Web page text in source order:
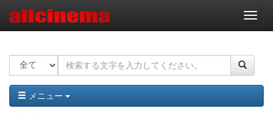
ナ
ビ
ー
ョ
ン
メニュー